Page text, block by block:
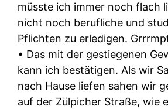
müsste ich immer noch flach
nicht noch berufliche und
Pflichten zu erledigen.
• Das mit der gestiegenen
kann ich bestätigen. Als wir
nach Hause liefen sahen wir
auf der Zülpicher Straße, wie